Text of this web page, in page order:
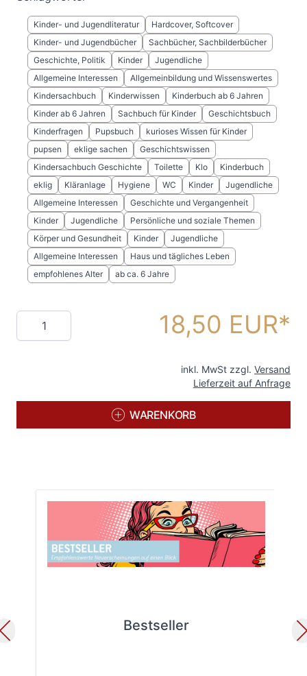
Kinder- und Jugendliteratur
Hardcover, Softcover
Kinder- und Jugendbücher
Sachbücher, Sachbilderbücher
Geschichte, Politik
Kinder
Jugendliche
Allgemeine Interessen
Allgemeinbildung und Wissenswertes
Kindersachbuch
Kinderwissen
Kinderbuch ab 6 Jahren
Kinder ab 6 Jahren
Sachbuch für Kinder
Geschichtsbuch
Kinderfragen
Pupsbuch
kurioses Wissen für Kinder
pupsen
eklige sachen
Geschichtswissen
Kindersachbuch Geschichte
Toilette Klo
Kinderbuch
eklig
Kläranlage Hygiene WC Kinder
Jugendliche
Allgemeine Interessen
Geschichte und Vergangenheit
Kinder
Jugendliche
Persönliche und soziale Themen
Körper und Gesundheit
Kinder
Jugendliche
Allgemeine Interessen
Haus und tägliches Leben
empfohlenes Alter
ab ca. 6 Jahre
Menge 18,50 EUR
inkl. MwSt zzgl. Versand
Lieferzeit auf Anfrage
WARENKORB
Bestseller